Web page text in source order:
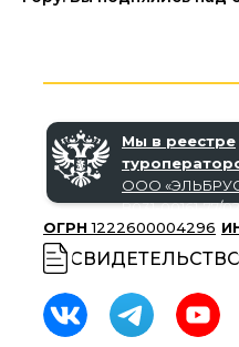
СВИДЕТЕЛЬСТВО
ОГРН 1222600004296
Мы в реестре
ООО
В031-00161-77/